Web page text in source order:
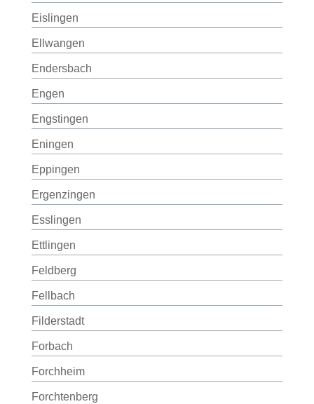
Eislingen
Ellwangen
Endersbach
Engen
Engstingen
Eningen
Eppingen
Ergenzingen
Esslingen
Ettlingen
Feldberg
Fellbach
Filderstadt
Forbach
Forchheim
Forchtenberg